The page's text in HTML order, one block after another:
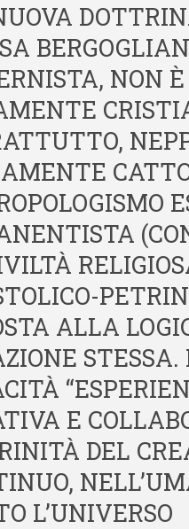
NON
ALLA
E
DEL
L’UNIVERSO